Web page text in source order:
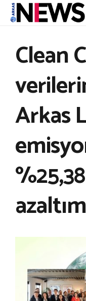
Clean
Arkas